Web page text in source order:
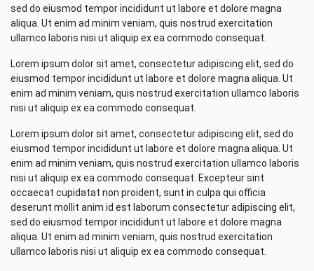
sed do eiusmod tempor incididunt ut labore et dolore magna
aliqua. Ut enim ad minim veniam, quis nostrud exercitation
ullamco laboris nisi ut aliquip ex ea commodo consequat.
Lorem ipsum dolor sit amet, consectetur adipiscing elit, sed do
eiusmod tempor incididunt ut labore et dolore magna aliqua. Ut
enim ad minim veniam, quis nostrud exercitation ullamco laboris
nisi ut aliquip ex ea commodo consequat.
Lorem ipsum dolor sit amet, consectetur adipiscing elit, sed do
eiusmod tempor incididunt ut labore et dolore magna aliqua. Ut
enim ad minim veniam, quis nostrud exercitation ullamco laboris
nisi ut aliquip ex ea commodo consequat. Excepteur sint
occaecat cupidatat non proident, sunt in culpa qui officia
deserunt mollit anim id est laborum consectetur adipiscing elit,
sed do eiusmod tempor incididunt ut labore et dolore magna
aliqua. Ut enim ad minim veniam, quis nostrud exercitation
ullamco laboris nisi ut aliquip ex ea commodo consequat.